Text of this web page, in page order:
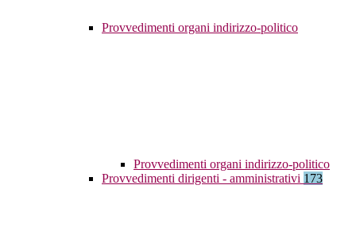
Provvedimenti organi indirizzo-politico
Provvedimenti organi indirizzo-politico
Provvedimenti dirigenti - amministrativi 173